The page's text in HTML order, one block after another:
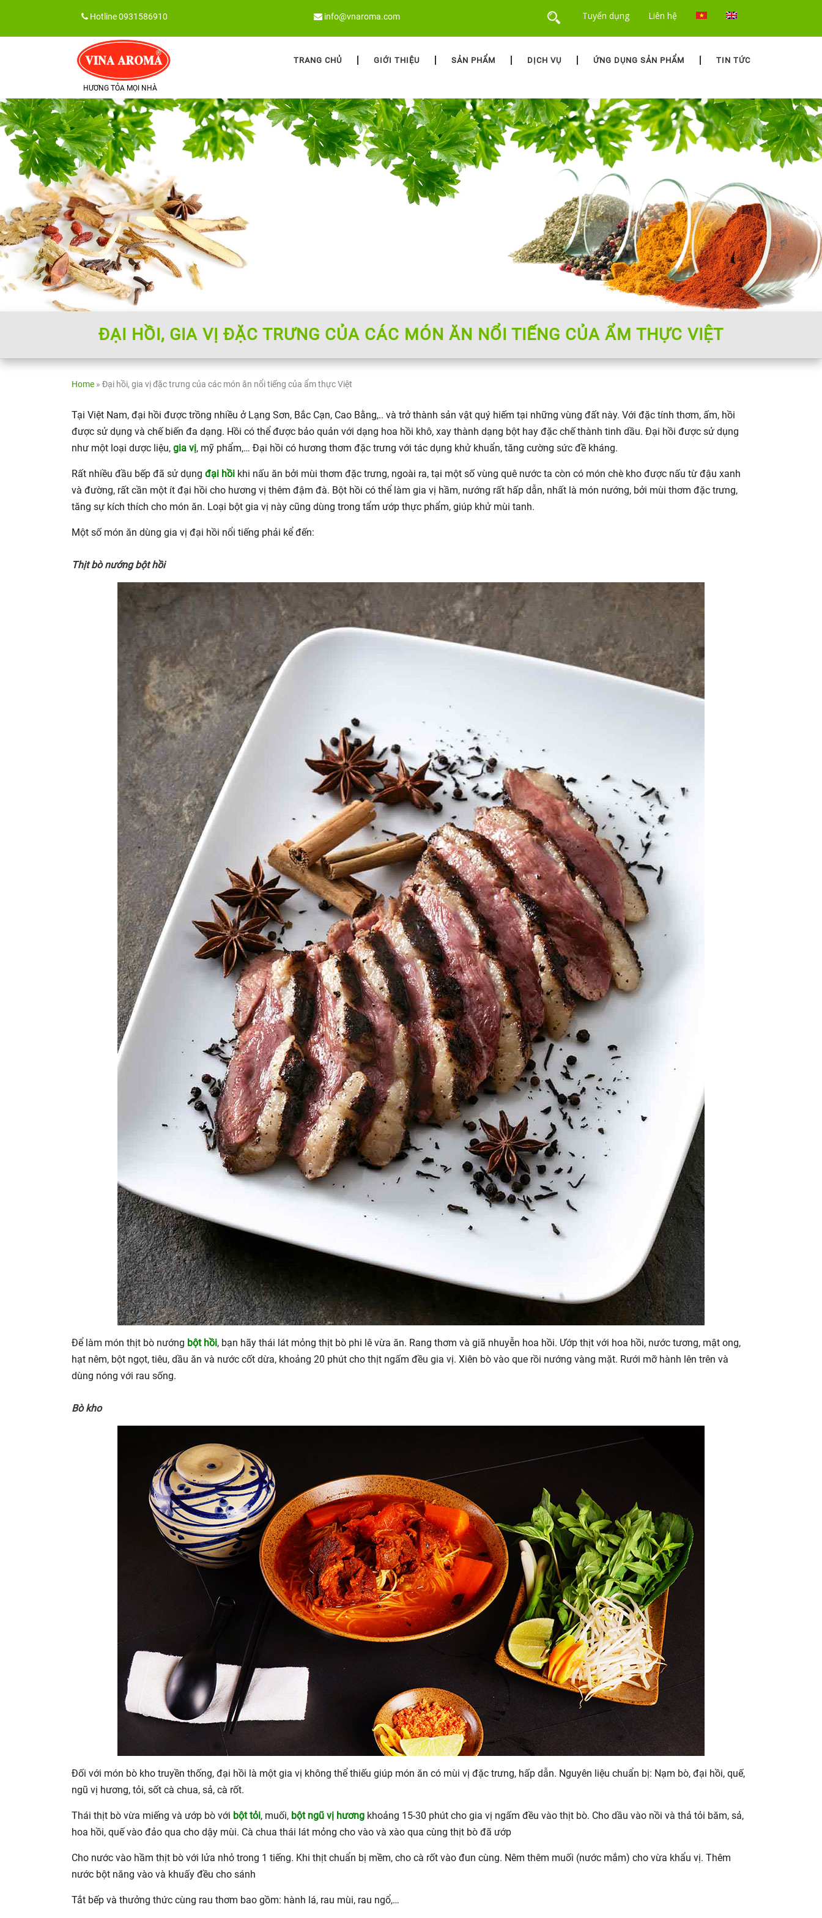
content
Hotline0931586910 info@vnaroma.com Tuyển dụng Liên hệ
HƯƠNG TỎA MỌI NHÀ
TRANG CHỦ GIỚI THIỆU SẢN PHẨM DỊCH VỤ ỨNG DỤNG SẢN PHẨM TIN TỨC
ĐẠI HỒI, GIA VỊ ĐẶC TRƯNG CỦA CÁC MÓN ĂN NỔI TIẾNG CỦA ẨM THỰC VIỆT
Home » Đại hồi, gia vị đặc trưng của các món ăn nổi tiếng của ẩm thực Việt
Tại Việt Nam, đại hồi được trồng nhiều ở Lạng Sơn, Bắc Cạn, Cao Bằng,.. và trở thành sản vật quý hiếm tại những vùng đất này. Với đặc tính thơm, ấm, hồi
được sử dụng và chế biến đa dạng. Hồi có thể được bảo quản với dạng hoa hồi khô, xay thành dạng bột hay đặc chế thành tinh dầu. Đại hồi được sử dụng
như một loại dược liệu, gia vị, mỹ phẩm,… Đại hồi có hương thơm đặc trưng với tác dụng khử khuẩn, tăng cường sức đề kháng.
Rất nhiều đầu bếp đã sử dụng đại hồi khi nấu ăn bởi mùi thơm đặc trưng, ngoài ra, tại một số vùng quê nước ta còn có món chè kho được nấu từ đậu xanh
và đường, rất cần một ít đại hồi cho hương vị thêm đậm đà. Bột hồi có thể làm gia vị hầm, nướng rất hấp dẫn, nhất là món nướng, bởi mùi thơm đặc trưng,
tăng sự kích thích cho món ăn. Loại bột gia vị này cũng dùng trong tẩm ướp thực phẩm, giúp khử mùi tanh.
Một số món ăn dùng gia vị đại hồi nổi tiếng phải kể đến:
Thịt bò nướng bột hồi
Để làm món thịt bò nướng bột hồi, bạn hãy thái lát mỏng thịt bò phi lê vừa ăn. Rang thơm và giã nhuyễn hoa hồi. Ướp thịt với hoa hồi, nước tương, mật ong,
hạt nêm, bột ngọt, tiêu, dầu ăn và nước cốt dừa, khoảng 20 phút cho thịt ngấm đều gia vị. Xiên bò vào que rồi nướng vàng mặt. Rưới mỡ hành lên trên và
dùng nóng với rau sống.
Bò kho
Đối với món bò kho truyền thống, đại hồi là một gia vị không thể thiếu giúp món ăn có mùi vị đặc trưng, hấp dẫn. Nguyên liệu chuẩn bị: Nạm bò, đại hồi, quế,
ngũ vị hương, tỏi, sốt cà chua, sả, cà rốt.
Thái thịt bò vừa miếng và ướp bò với bột tỏi, muối, bột ngũ vị hương khoảng 15-30 phút cho gia vị ngấm đều vào thịt bò. Cho dầu vào nồi và thả tỏi băm, sả,
hoa hồi, quế vào đảo qua cho dậy mùi. Cà chua thái lát mỏng cho vào và xào qua cùng thịt bò đã ướp
Cho nước vào hầm thịt bò với lửa nhỏ trong 1 tiếng. Khi thịt chuẩn bị mềm, cho cà rốt vào đun cùng. Nêm thêm muối (nước mắm) cho vừa khẩu vị. Thêm
nước bột năng vào và khuấy đều cho sánh
Tắt bếp và thưởng thức cùng rau thơm bao gồm: hành lá, rau mùi, rau ngổ,…